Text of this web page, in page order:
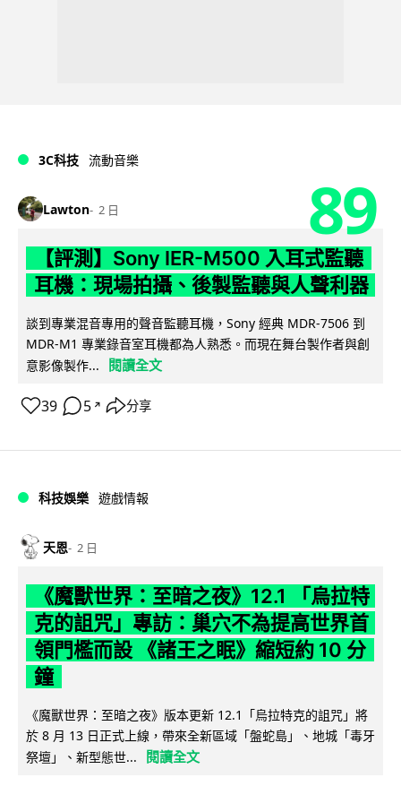
3C科技 流動音樂
Lawton 2 日 89
【評測】Sony IER-M500 入耳式監聽
耳機：現場拍攝、後製監聽與人聲利器
談到專業混音專用的聲音監聽耳機，Sony 經典 MDR-7506 到
MDR-M1 專業錄音室耳機都為人熟悉。而現在舞台製作者與創
意影像製作...
閱讀全文
39 5 ↗ 分享
科技娛樂 遊戲情報
天恩 2 日
《魔獸世界：至暗之夜》12.1 「烏拉特
克的詛咒」專訪：巢穴不為提高世界首
領門檻而設 《諸王之眠》縮短約 10 分
鐘
《魔獸世界：至暗之夜》版本更新 12.1「烏拉特克的詛咒」將
於 8 月 13 日正式上線，帶來全新區域「盤蛇島」、地城「毒牙
祭壇」、新型態世...
閱讀全文